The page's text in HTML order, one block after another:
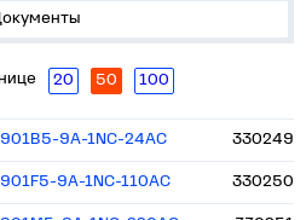
20 50 100
9A-1NC-24AC 330249
9A-1NC-110AC 330250